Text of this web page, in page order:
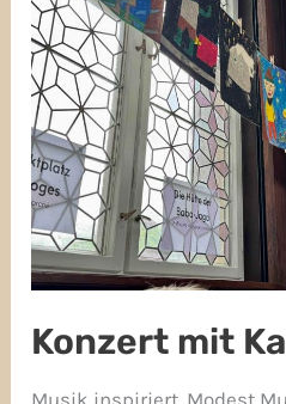
Konzert mit
Kaplasteinen